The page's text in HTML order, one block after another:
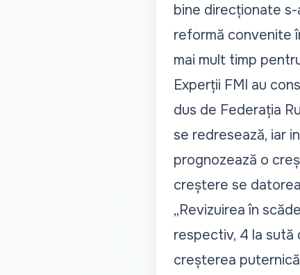
bine direcționate s-
reformă convenite
mai mult timp
Experții FMI au
dus de Federația
se redresează, iar
prognozează o
creștere se
„Revizuirea în
respectiv, 4 la sută
creșterea